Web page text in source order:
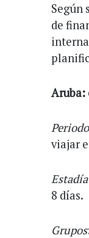
Según
de
Aruba:
viajar
8 días.
Grupos